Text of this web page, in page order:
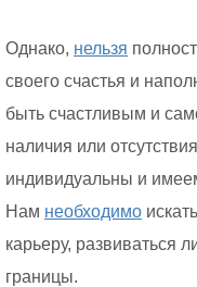
Однако, нельзя
своего счастья и
быть счастливым и
наличия или
индивидуальны и
Нам необходимо
карьеру, развиваться
границы.